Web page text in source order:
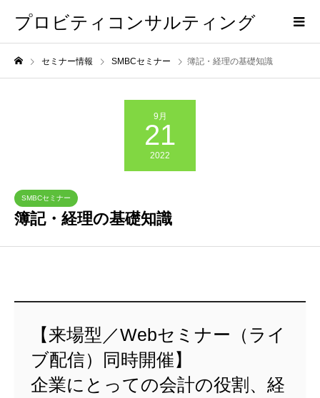
プロビティコンサルティング
セミナー情報 SMBCセミナー 簿記・経理の基礎知識
9月
21
2022
SMBCセミナー
簿記・経理の基礎知識
【来場型／Webセミナー（ライ
ブ配信）同時開催】
企業にとっての会計の役割、経